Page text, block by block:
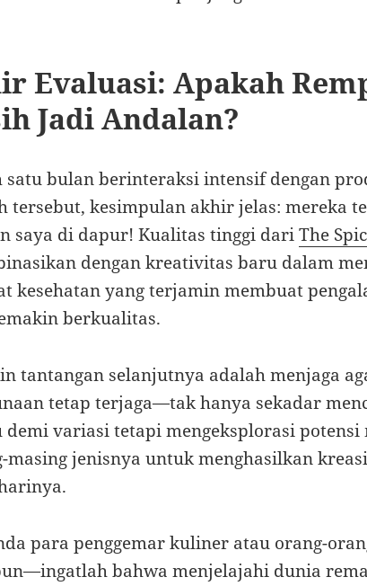
Evaluasi: Apakah
Jadi Andalan?
satu bulan berinteraksi intensif dengan
tersebut, kesimpulan akhir jelas: mereka
saya di dapur! Kualitas tinggi dariThe
dengan kreativitas baru dalam
kesehatan yang terjamin membuat
berkualitas.
tantangan selanjutnya adalah menjaga
tetap terjaga—tak hanya sekadar
demi variasi tetapi mengeksplorasi potensi
masing jenisnya untuk menghasilkan
para penggemar kuliner atau orang-
bahwa menjelajahi dunia